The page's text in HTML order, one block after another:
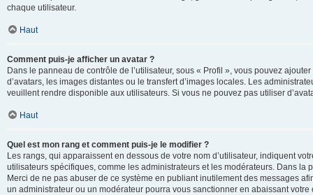
chaque utilisateur.
Haut
Comment puis-je afficher un avatar ?
Dans le panneau de contrôle de l’utilisateur, sous « Profil », vous pouvez
d’avatars, les images distantes ou le transfert d’images locales. Les
veuillent rendre disponible aux utilisateurs. Si vous ne pouvez pas utiliser
Haut
Quel est mon rang et comment puis-je le modifier ?
Les rangs, qui apparaissent en dessous de votre nom d’utilisateur, indiquent
utilisateurs spécifiques, comme les administrateurs et les modérateurs. Dans
Merci de ne pas abuser de ce système en publiant inutilement des messages
un administrateur ou un modérateur pourra vous sanctionner en abaissant votre